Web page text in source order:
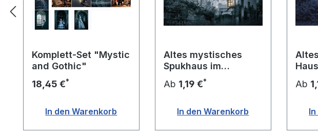
Komplett-Set "Mystic
and Gothic"
18,45 €*
In den Warenkorb
Altes mystisches
Spukhaus im
Mondlicht
Ab 1,19 €*
In den Warenkorb
Haus
Ab